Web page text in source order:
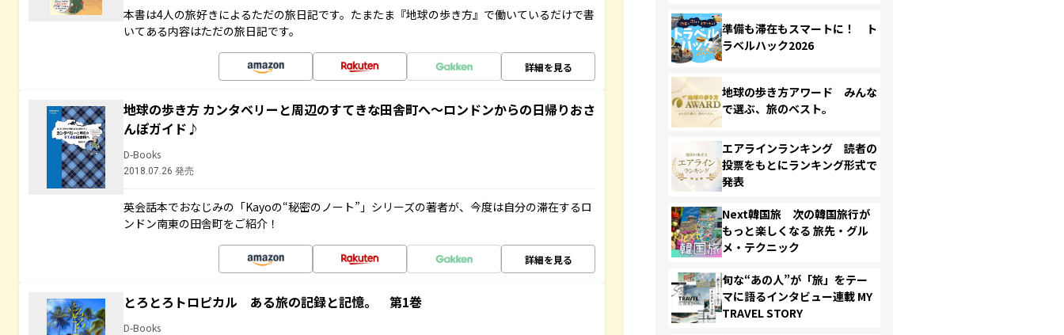
本書は4人の旅好きによるただの旅日記です。たまたま『地球の歩き方』で働いているだけで書
いてある内容はただの旅日記です。
詳細を見る
地球の歩き方 カンタベリーと周辺のすてきな田舎町へ～ロンドンからの日帰りおさ
んぽガイド♪
D-Books
2018.07.26 発売
英会話本でおなじみの「Kayoの“秘密のノート”」シリーズの著者が、今度は自分の滞在するロ
ンドン南東の田舎町をご紹介！
詳細を見る
とろとろトロピカル ある旅の記録と記憶。 第1巻
D-Books
準備も滞在もスマートに！ ト
ラベルハック2026
地球の歩き方アワード みんな
で選ぶ、旅のベスト。
エアラインランキング 読者の
投票をもとにランキング形式で
発表
Next韓国旅 次の韓国旅行が
もっと楽しくなる 旅先・グル
メ・テクニック
旬な“あの人”が「旅」をテー
マに語るインタビュー連載 MY
TRAVEL STORY